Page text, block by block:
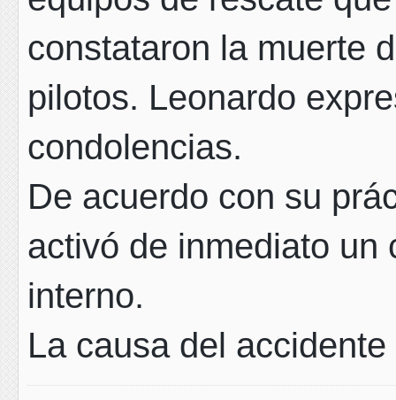
constataron la muerte
pilotos. Leonardo
condolencias.
De acuerdo con su
activó de inmediato un
interno.
La causa del